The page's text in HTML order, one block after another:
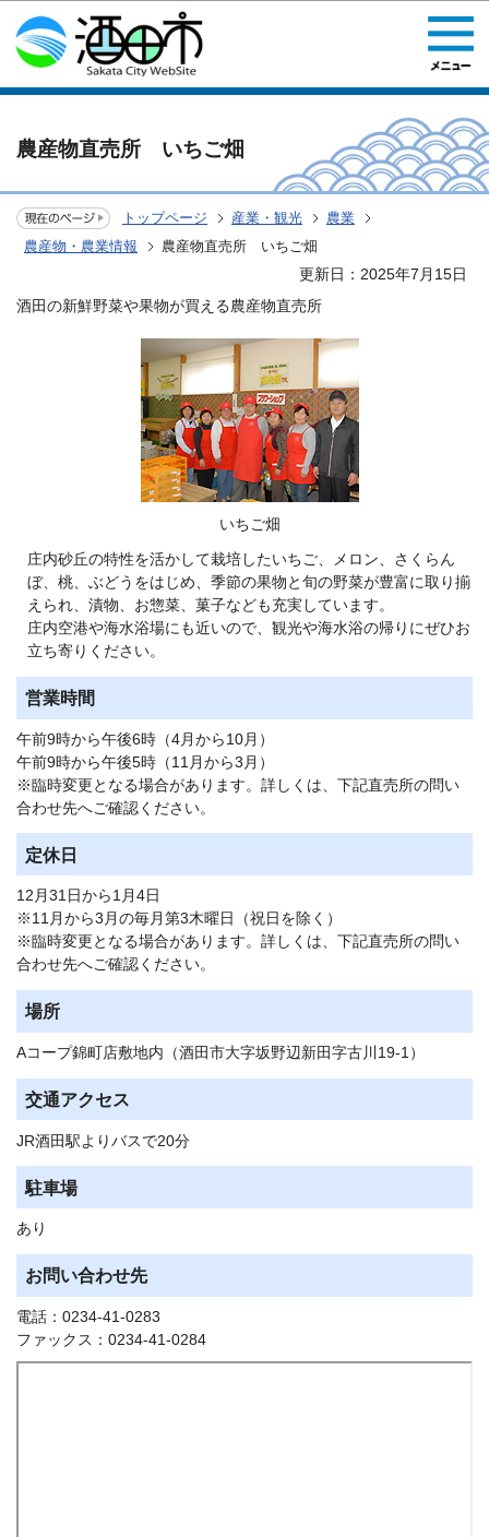
このページの本文へ移動
農産物直売所 いちご畑
トップページ 産業・観光
農業
農産物・農業情報
農産物直売所 いちご畑
更新日：2025年7月15日
酒田の新鮮野菜や果物が買える農産物直売所
いちご畑
庄内砂丘の特性を活かして栽培したいちご、メロン、さくらん
ぼ、桃、ぶどうをはじめ、季節の果物と旬の野菜が豊富に取り揃
えられ、漬物、お惣菜、菓子なども充実しています。
庄内空港や海水浴場にも近いので、観光や海水浴の帰りにぜひお
立ち寄りください。
営業時間
午前9時から午後6時（4月から10月）
午前9時から午後5時（11月から3月）
※臨時変更となる場合があります。詳しくは、下記直売所の問い
合わせ先へご確認ください。
定休日
12月31日から1月4日
※11月から3月の毎月第3木曜日（祝日を除く）
※臨時変更となる場合があります。詳しくは、下記直売所の問い
合わせ先へご確認ください。
場所
Aコープ錦町店敷地内（酒田市大字坂野辺新田字古川19-1）
交通アクセス
JR酒田駅よりバスで20分
駐車場
あり
お問い合わせ先
電話：0234-41-0283
ファックス：0234-41-0284